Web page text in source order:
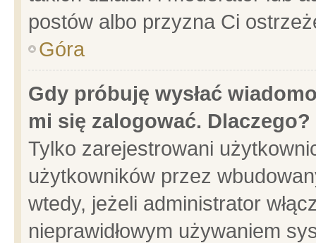
postów albo przyzna Ci
Góra
Gdy próbuję wysłać
mi się zalogować. Dlaczego?
Tylko zarejestrowani
użytkowników przez
wtedy, jeżeli administrator
nieprawidłowym używaniem